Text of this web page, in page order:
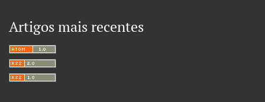
Artigos mais recentes